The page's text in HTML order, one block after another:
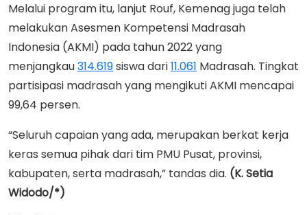
Melalui program itu, lanjut Rouf, Kemenag juga telah
melakukan Asesmen Kompetensi Madrasah
Indonesia (AKMI) pada tahun 2022 yang
menjangkau314.619siswa dari11.061 Madrasah. Tingkat
partisipasi madrasah yang mengikuti AKMI mencapai
99,64 persen.
“Seluruh capaian yang ada, merupakan berkat kerja
keras semua pihak dari tim PMU Pusat, provinsi,
kabupaten, serta madrasah,” tandas dia. (K. Setia
Widodo/*)